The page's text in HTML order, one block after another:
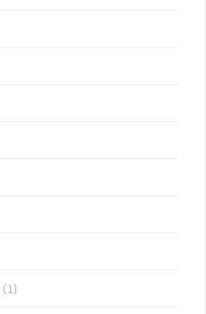
(1)